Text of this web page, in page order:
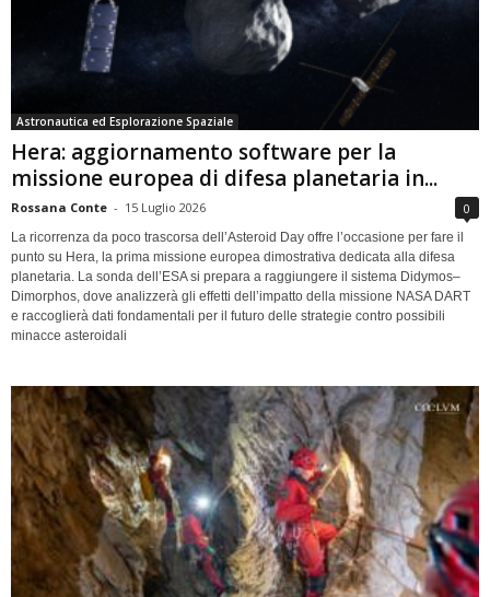
Astronautica ed Esplorazione Spaziale
Hera: aggiornamento software per la
missione europea di difesa planetaria in...
Rossana Conte - 15 Luglio 2026 0
La ricorrenza da poco trascorsa dell’Asteroid Day offre l’occasione per fare il
punto su Hera, la prima missione europea dimostrativa dedicata alla difesa
planetaria. La sonda dell’ESA si prepara a raggiungere il sistema Didymos–
Dimorphos, dove analizzerà gli effetti dell’impatto della missione NASA DART
e raccoglierà dati fondamentali per il futuro delle strategie contro possibili
minacce asteroidali